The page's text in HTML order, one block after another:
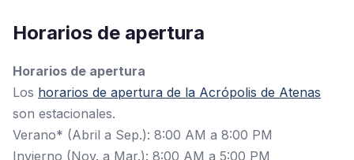
Horarios de apertura
Horarios de apertura
Los horarios de apertura de la Acrópolis de Atenas
son estacionales.
Verano* (Abril a Sep.): 8:00 AM a 8:00 PM
Invierno (Nov. a Mar.): 8:00 AM a 5:00 PM